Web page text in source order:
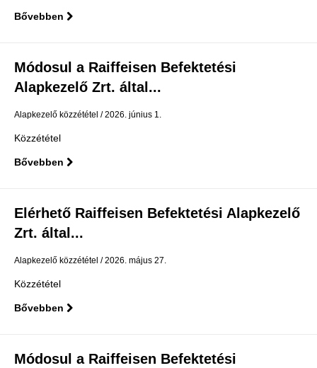
Bővebben
Módosul a Raiffeisen Befektetési
Alapkezelő Zrt. által...
Alapkezelő közzététel 2026. június 1.
Közzététel
Bővebben
Elérhető Raiffeisen Befektetési Alapkezelő
Zrt. által...
Alapkezelő közzététel 2026. május 27.
Közzététel
Bővebben
Módosul a Raiffeisen Befektetési